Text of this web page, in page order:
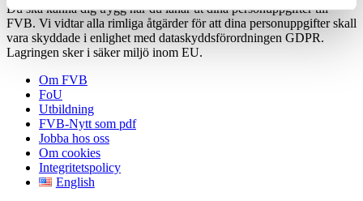
Du ska känna dig trygg när du lånar ut dina personuppgifter till
FVB. Vi vidtar alla rimliga åtgärder för att dina personuppgifter skall
vara skyddade i enlighet med dataskyddsförordningen GDPR.
Lagringen sker i säker miljö inom EU.
Om FVB
FoU
Utbildning
FVB-Nytt som pdf
Jobba hos oss
Om cookies
Integritetspolicy
English